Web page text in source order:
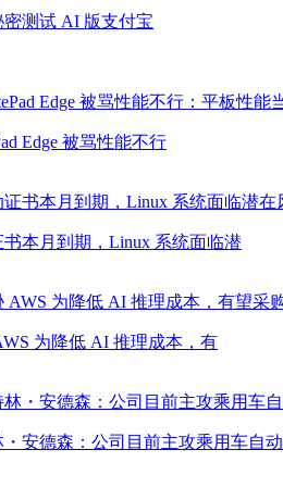
测试 AI 版支付宝
Edge 被骂性能不行
本月到期，Linux 系统面临潜
为降低 AI 推理成本，有
安德森：公司目前主攻乘用车自